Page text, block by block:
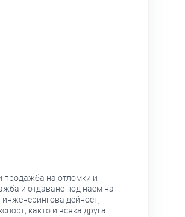
продажба на отломки и
и отдаване под наем на
дейност,
както и всяка друга